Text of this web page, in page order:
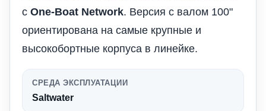
с One-Boat Network. Версия с валом 100"
ориентирована на самые крупные и
высокобортные корпуса в линейке.
СРЕДА ЭКСПЛУАТАЦИИ
Saltwater